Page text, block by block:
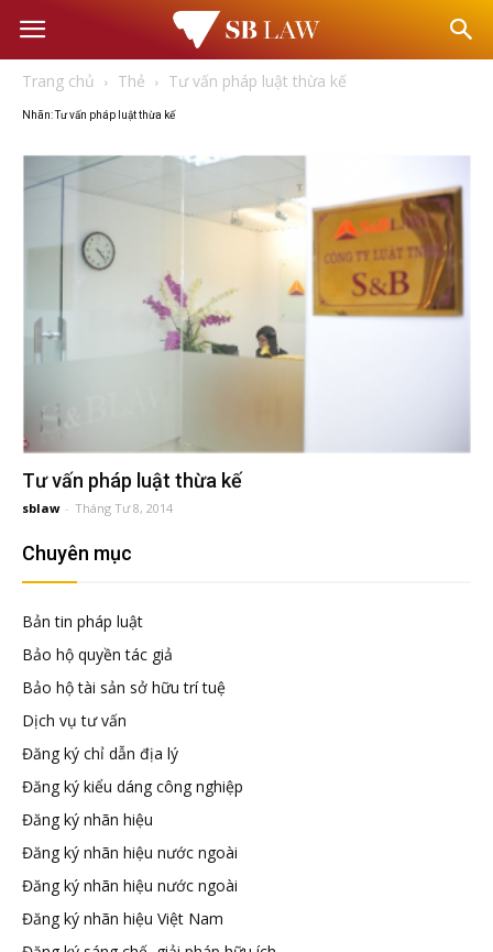
Văn
Luật
đầu
Đại
diện
hữu
Trang chủ Thẻ Tư vấn pháp luật thừa kế
Nhãn: Tư vấn pháp luật thừa kế
Tư vấn pháp luật thừa kế
sblaw - Tháng Tư 8, 2014
Chuyên mục
Bản tin pháp luật
Bảo hộ quyền tác giả
Bảo hộ tài sản sở hữu trí tuệ
Dịch vụ tư vấn
Đăng ký chỉ dẫn địa lý
Đăng ký kiểu dáng công nghiệp
Đăng ký nhãn hiệu
Đăng ký nhãn hiệu nước ngoài
Đăng ký nhãn hiệu nước ngoài
Đăng ký nhãn hiệu Việt Nam